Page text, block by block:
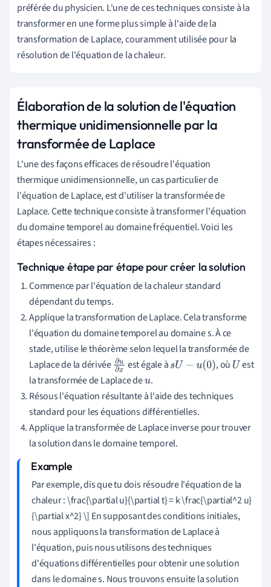
préférée du physicien. L'une de ces techniques consiste à la
transformer en une forme plus simple à l'aide de la
transformation de Laplace, couramment utilisée pour la
résolution de l'équation de la chaleur.
Élaboration de la solution de l'équation
thermique unidimensionnelle par la
transformée de Laplace
L'une des façons efficaces de résoudre l'équation
thermique unidimensionnelle, un cas particulier de
l'équation de Laplace, est d'utiliser la transformée de
Laplace. Cette technique consiste à transformer l'équation
du domaine temporel au domaine fréquentiel. Voici les
étapes nécessaires :
Technique étape par étape pour créer la solution
Commence par l'équation de la chaleur standard
dépendant du temps.
Applique la transformation de Laplace. Cela transforme
l'équation du domaine temporel au domaine s. À ce
stade, utilise le théorème selon lequel la transformée de
Laplace de la dérivée∂u
∂x
est égale àsU− u( 0) , où U est
la transformée de Laplace deu.
Résous l'équation résultante à l'aide des techniques
standard pour les équations différentielles.
Applique la transformée de Laplace inverse pour trouver
la solution dans le domaine temporel.
Par exemple, dis que tu dois résoudre l'équation de la
chaleur : \frac{\partial u}{\partial t} = k \frac{\partial^2 u}
{\partial x^2} \] En supposant des conditions initiales,
nous appliquons la transformation de Laplace à
l'équation, puis nous utilisons des techniques
d'équations différentielles pour obtenir une solution
dans le domaine s. Nous trouvons ensuite la solution